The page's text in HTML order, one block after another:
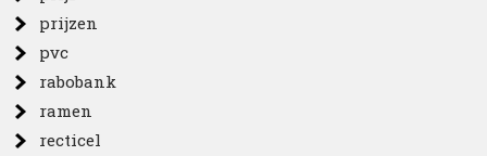
prijzen
pvc
rabobank
ramen
recticel